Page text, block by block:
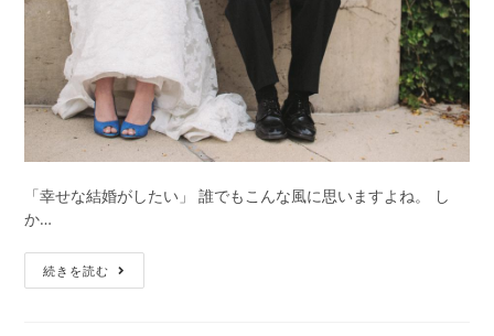
両
想
い
に……！？
「幸せな結婚がしたい」 誰でもこんな風に思いますよね。 し
か…
続きを読む
婚